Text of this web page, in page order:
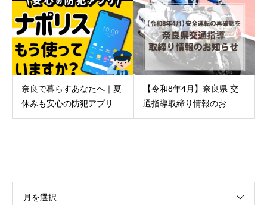
奈良で暮らすあなたへ｜夏
休みも安心の防犯アプリ...
【令和8年4月】奈良県 交
通指導取締り情報のお...
月を選択